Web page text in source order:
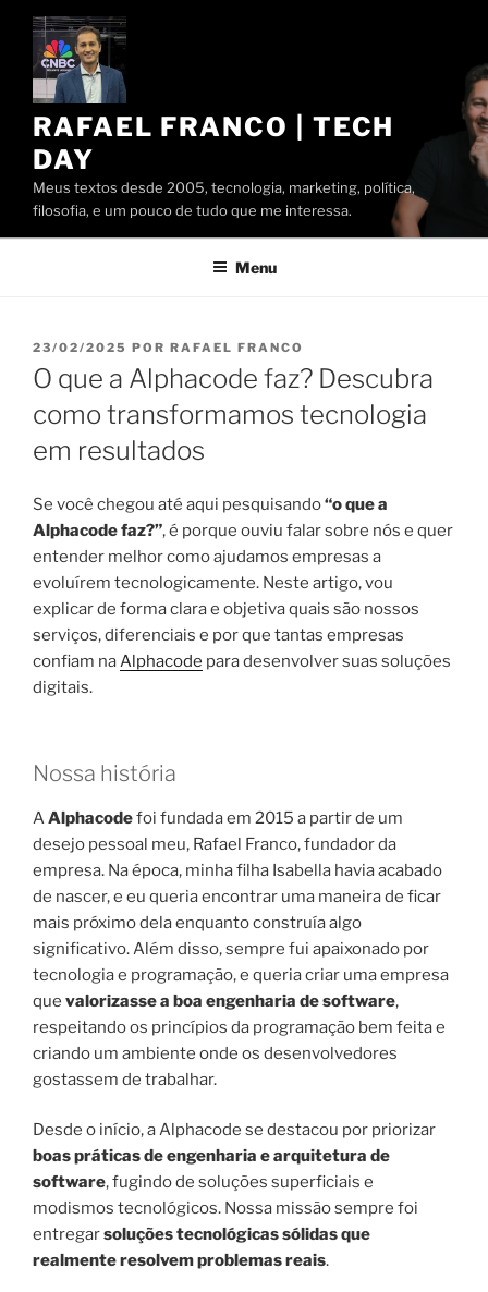
Pular
conteúdo
RAFAEL FRANCO | TECH
DAY
Meus textos desde 2005, tecnologia, marketing, política,
filosofia, e um pouco de tudo que me interessa.
Menu
PUBLICADO
EM
23/02/2025 POR RAFAEL FRANCO
O que a Alphacode faz? Descubra
como transformamos tecnologia
em resultados
Se você chegou até aqui pesquisando“o que a
Alphacode faz?”, é porque ouviu falar sobre nós e quer
entender melhor como ajudamos empresas a
evoluírem tecnologicamente. Neste artigo, vou
explicar de forma clara e objetiva quais são nossos
serviços, diferenciais e por que tantas empresas
confiam naAlphacode para desenvolver suas soluções
digitais.
Nossa história
AAlphacodefoi fundada em 2015 a partir de um
desejo pessoal meu, Rafael Franco, fundador da
empresa. Na época, minha filha Isabella havia acabado
de nascer, e eu queria encontrar uma maneira de ficar
mais próximo dela enquanto construía algo
significativo. Além disso, sempre fui apaixonado por
tecnologia e programação, e queria criar uma empresa
que valorizasse a boa engenharia de software,
respeitando os princípios da programação bem feita e
criando um ambiente onde os desenvolvedores
gostassem de trabalhar.
Desde o início, a Alphacode se destacou por priorizar
boas práticas de engenharia e arquitetura de
software, fugindo de soluções superficiais e
modismos tecnológicos. Nossa missão sempre foi
entregarsoluções tecnológicas sólidas que
realmente resolvem problemas reais.